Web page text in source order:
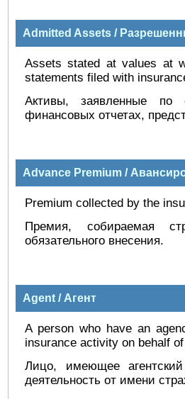
Admitted Assets /
Assets stated at values at
statements filed with
Активы, заявленные по
финансовых отчетах,
Advance Premium /
Premium collected by the
Премия, собираемая
обязательного внесения.
Agent / Агент
A person who have an
insurance activity on behalf
Лицо, имеющее
деятельность от имени